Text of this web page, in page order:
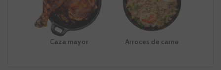
Caza mayor Arroces de carne